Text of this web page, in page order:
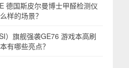
德国斯皮尔曼博士甲醛检测仪
样的场景？
）旗舰强袭GE76 游戏本高刷
有哪些亮点？